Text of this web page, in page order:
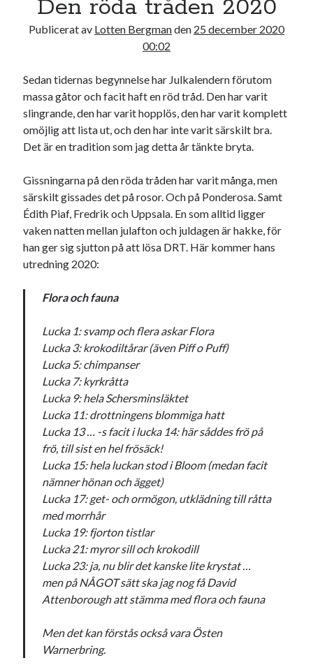
17 18 19 20 21 22 23
29
Sök
Kategorier
Kategorier
#blogg100 allmänbildning
barnen basket
död England fest
historia hotell jobb
Julkalenderfacit Julkalendern
julkalendern 2021 Julkalendern 2024
kåseri lifvet Lund mat minne
minnen mode
nostalgi ord
reklam resa sekrutt skola
Stockholm svenska
Den röda tråden 2020
Publicerat av Lotten Bergmanden 25 december 2020
00:02
Sedan tidernas begynnelse har Julkalendern förutom
massa gåtor och facit haft en röd tråd. Den har varit
slingrande, den har varit hopplös, den har varit komplett
omöjlig att lista ut, och den har inte varit särskilt bra.
Det är en tradition som jag detta år tänkte bryta.
Gissningarna på den röda tråden har varit många, men
särskilt gissades det på rosor. Och på Ponderosa. Samt
Édith Piaf, Fredrik och Uppsala. En som alltid ligger
vaken natten mellan julafton och juldagen är hakke, för
han ger sig sjutton på att lösa DRT. Här kommer hans
utredning 2020:
Flora och fauna
Lucka 1: svamp och flera askar Flora
Lucka 3: krokodiltårar (även Piff o Puff)
Lucka 5: chimpanser
Lucka 7: kyrkråtta
Lucka 9: hela Schersminsläktet
Lucka 11: drottningens blommiga hatt
Lucka 13 … -s facit i lucka 14: här såddes frö på
frö, till sist en hel frösäck!
Lucka 15: hela luckan stod i Bloom (medan facit
nämner hönan och ägget)
Lucka 17: get- och ormögon, utklädning till råtta
med morrhår
Lucka 19: fjorton tistlar
Lucka 21: myror sill och krokodill
Lucka 23: ja, nu blir det kanske lite krystat …
men på NÅGOT sätt ska jag nog få David
Attenborough att stämma med flora och fauna
Men det kan förstås också vara Östen
Warnerbring.